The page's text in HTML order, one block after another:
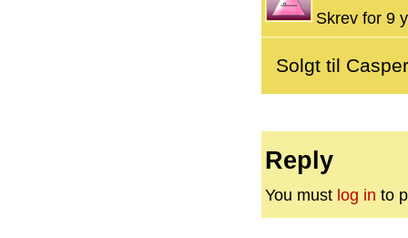
Skrev for 9
Solgt til Casper
Reply
You must log in to